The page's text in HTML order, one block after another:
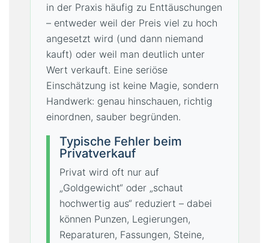
in der Praxis häufig zu Enttäuschungen
– entweder weil der Preis viel zu hoch
angesetzt wird (und dann niemand
kauft) oder weil man deutlich unter
Wert verkauft. Eine seriöse
Einschätzung ist keine Magie, sondern
Handwerk: genau hinschauen, richtig
einordnen, sauber begründen.
Typische Fehler beim
Privatverkauf
Privat wird oft nur auf
„Goldgewicht“ oder „schaut
hochwertig aus“ reduziert – dabei
können Punzen, Legierungen,
Reparaturen, Fassungen, Steine,